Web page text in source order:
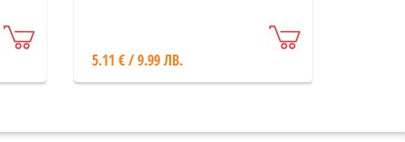
5.11 € / 9.99 ЛВ.